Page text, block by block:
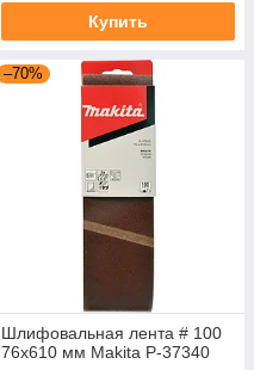
Купить
–70%
Шлифовальная лента # 100
76x610 мм Makita P-37340